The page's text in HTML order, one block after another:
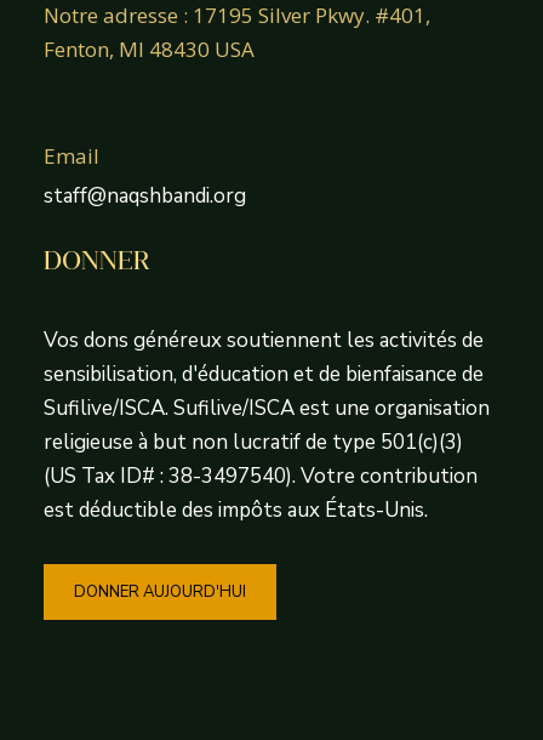
Notre adresse : 17195 Silver Pkwy. #401,
Fenton, MI 48430 USA
Email
staff@naqshbandi.org
DONNER
Vos dons généreux soutiennent les activités de
sensibilisation, d'éducation et de bienfaisance de
Sufilive/ISCA. Sufilive/ISCA est une organisation
religieuse à but non lucratif de type 501(c)(3)
(US Tax ID# : 38-3497540). Votre contribution
est déductible des impôts aux États-Unis.
DONNER AUJOURD'HUI